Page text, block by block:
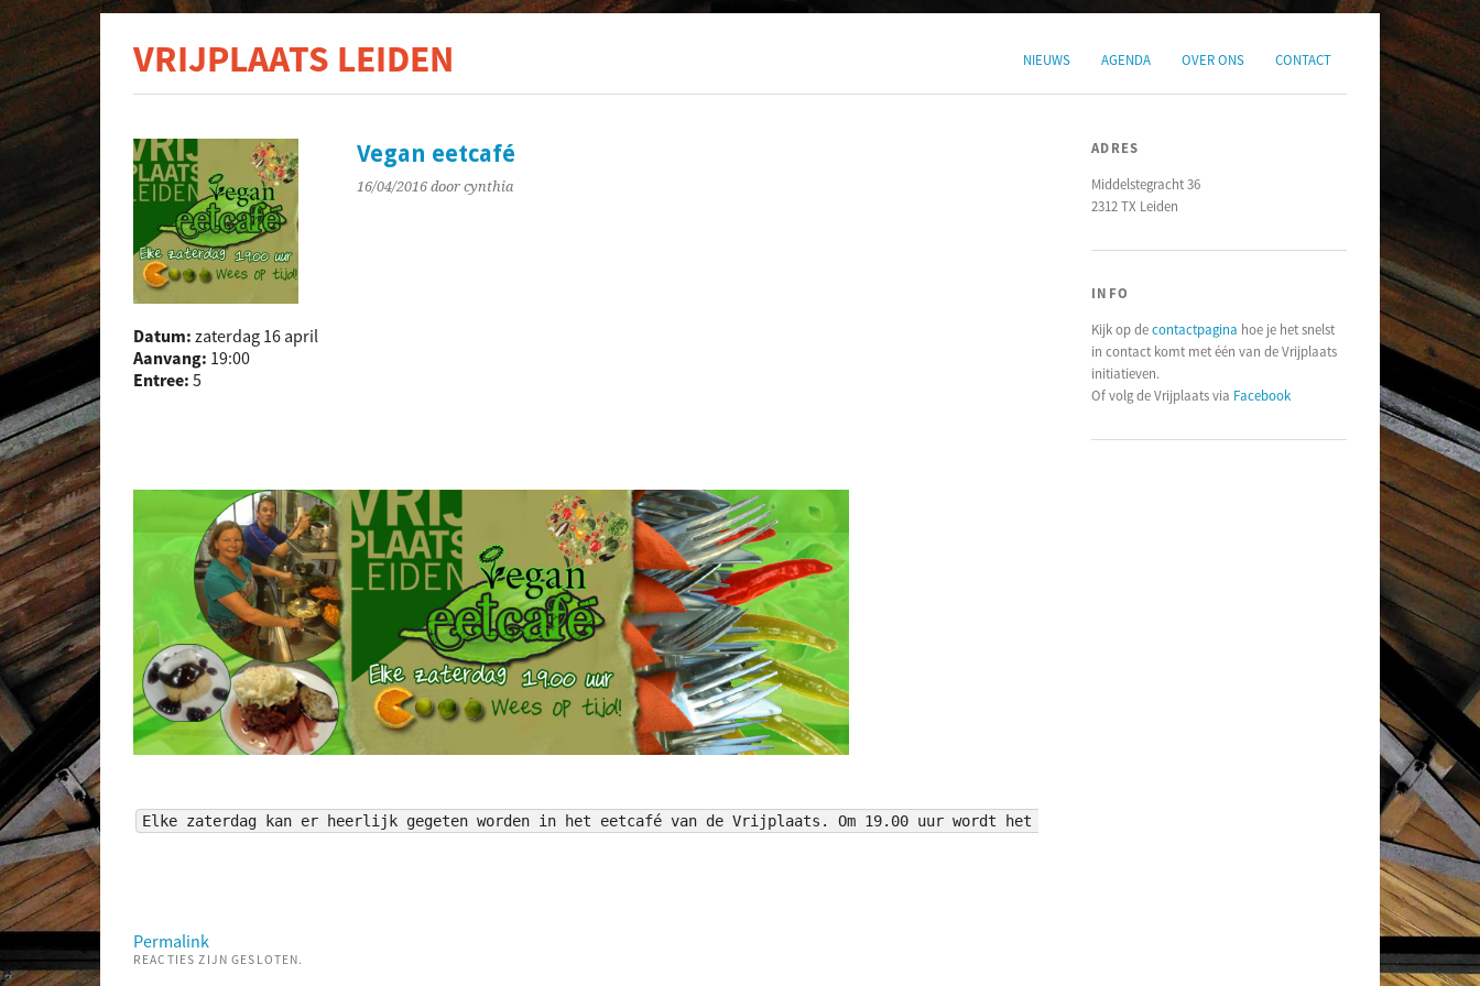
NIEUWS AGENDA OVER ONS CONTACT
VRIJPLAATS LEIDEN
Vegan eetcafé
16/04/2016 door cynthia
Datum: zaterdag 16 april
Aanvang: 19:00
Entree: 5
Elke zaterdag kan er heerlijk gegeten worden in het eetcafé van de Vrijplaats. Om 19.00 uur wordt het veganistisch 2 of 3 gangen menu uitgeserveerd
Permalink
REACTIES ZIJN GESLOTEN.
ADRES
Middelstegracht 36
2312 TX Leiden
INFO
Kijk op decontactpagina hoe je het snelst
in contact komt met één van de Vrijplaats
initiatieven.
Of volg de Vrijplaats via Facebook